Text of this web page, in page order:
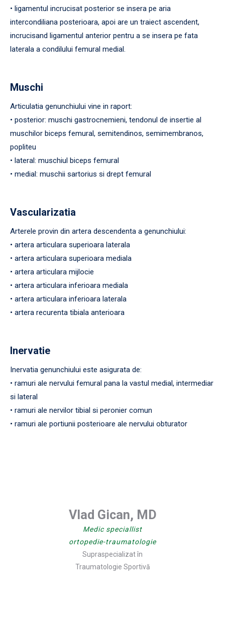
• ligamentul incrucisat posterior se insera pe aria
intercondiliana posterioara, apoi are un traiect ascendent,
incrucisand ligamentul anterior pentru a se insera pe fata
laterala a condilului femural medial.
Muschi
Articulatia genunchiului vine in raport:
• posterior: muschi gastrocnemieni, tendonul de insertie al
muschilor biceps femural, semitendinos, semimembranos,
popliteu
• lateral: muschiul biceps femural
• medial: muschii sartorius si drept femural
Vascularizatia
Arterele provin din artera descendenta a genunchiului:
• artera articulara superioara laterala
• artera articulara superioara mediala
• artera articulara mijlocie
• artera articulara inferioara mediala
• artera articulara inferioara laterala
• artera recurenta tibiala anterioara
Inervatie
Inervatia genunchiului este asigurata de:
• ramuri ale nervului femural pana la vastul medial, intermediar
si lateral
• ramuri ale nervilor tibial si peronier comun
• ramuri ale portiunii posterioare ale nervului obturator
Vlad Gican, MD
Medic speciallist
ortopedie-traumatologie
Supraspecializat în
Traumatologie Sportivă